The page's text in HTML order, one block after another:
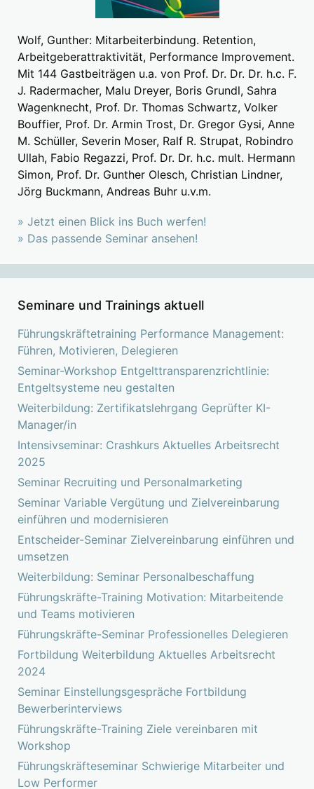
Wolf, Gunther: Mitarbeiterbindung. Retention,
Arbeitgeberattraktivität, Performance Improvement.
Mit 144 Gastbeiträgen u.a. von Prof. Dr. Dr. Dr. h.c. F.
J. Radermacher, Malu Dreyer, Boris Grundl, Sahra
Wagenknecht, Prof. Dr. Thomas Schwartz, Volker
Bouffier, Prof. Dr. Armin Trost, Dr. Gregor Gysi, Anne
M. Schüller, Severin Moser, Ralf R. Strupat, Robindro
Ullah, Fabio Regazzi, Prof. Dr. Dr. h.c. mult. Hermann
Simon, Prof. Dr. Gunther Olesch, Christian Lindner,
Jörg Buckmann, Andreas Buhr u.v.m.
» Jetzt einen Blick ins Buch werfen!
» Das passende Seminar ansehen!
Seminare und Trainings aktuell
Führungskräftetraining Performance Management:
Führen, Motivieren, Delegieren
Seminar-Workshop Entgelttransparenzrichtlinie:
Entgeltsysteme neu gestalten
Weiterbildung: Zertifikatslehrgang Geprüfter KI-
Manager/in
Intensivseminar: Crashkurs Aktuelles Arbeitsrecht
2025
Seminar Recruiting und Personalmarketing
Seminar Variable Vergütung und Zielvereinbarung
einführen und modernisieren
Entscheider-Seminar Zielvereinbarung einführen und
umsetzen
Weiterbildung: Seminar Personalbeschaffung
Führungskräfte-Training Motivation: Mitarbeitende
und Teams motivieren
Führungskräfte-Seminar Professionelles Delegieren
Fortbildung Weiterbildung Aktuelles Arbeitsrecht
2024
Seminar Einstellungsgespräche Fortbildung
Bewerberinterviews
Führungskräfte-Training Ziele vereinbaren mit
Workshop
Führungskräfteseminar Schwierige Mitarbeiter und
Low Performer